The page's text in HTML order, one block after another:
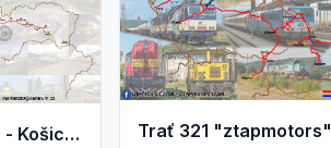
Praha - Ostrava - Žilina - Košice - Cierna nad Tisou Trať 321 "ztapmotors"